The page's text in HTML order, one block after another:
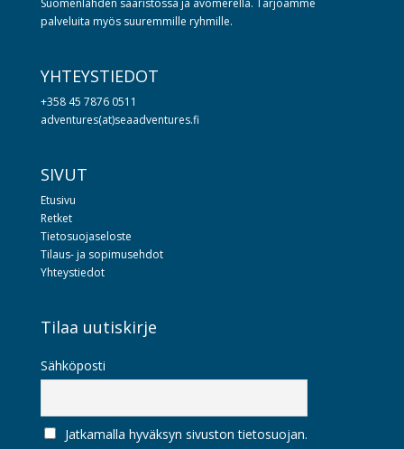
palveluita myös suuremmille ryhmille.
YHTEYSTIEDOT
+358 45 7876 0511
adventures(at)seaadventures.fi
SIVUT
Etusivu
Retket
Tietosuojaseloste
Tilaus- ja sopimusehdot
Yhteystiedot
Tilaa uutiskirje
Sähköposti
Jatkamalla hyväksyn sivuston tietosuojan.